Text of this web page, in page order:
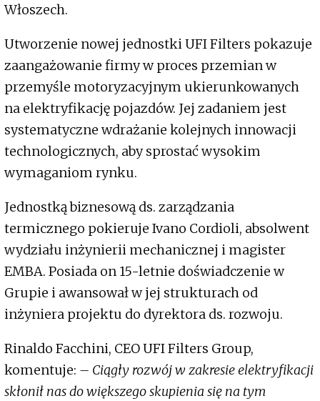
Włoszech.
Utworzenie nowej jednostki UFI Filters pokazuje
zaangażowanie firmy w proces przemian w
przemyśle motoryzacyjnym ukierunkowanych
na elektryfikację pojazdów. Jej zadaniem jest
systematyczne wdrażanie kolejnych innowacji
technologicznych, aby sprostać wysokim
wymaganiom rynku.
Jednostką biznesową ds. zarządzania
termicznego pokieruje Ivano Cordioli, absolwent
wydziału inżynierii mechanicznej i magister
EMBA. Posiada on 15-letnie doświadczenie w
Grupie i awansował w jej strukturach od
inżyniera projektu do dyrektora ds. rozwoju.
Rinaldo Facchini, CEO UFI Filters Group,
komentuje: – Ciągły rozwój w zakresie elektryfikacji
skłonił nas do większego skupienia się na tym